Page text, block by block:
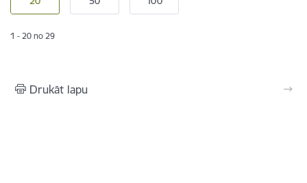
1 - 20 no 29
Drukāt lapu